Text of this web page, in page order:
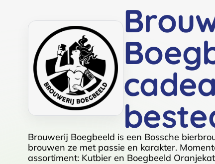
Brouwerij Boegbeeld is een Bossche
brouwen ze met passie en karakter.
assortiment: Kutbier en Boegbeeld